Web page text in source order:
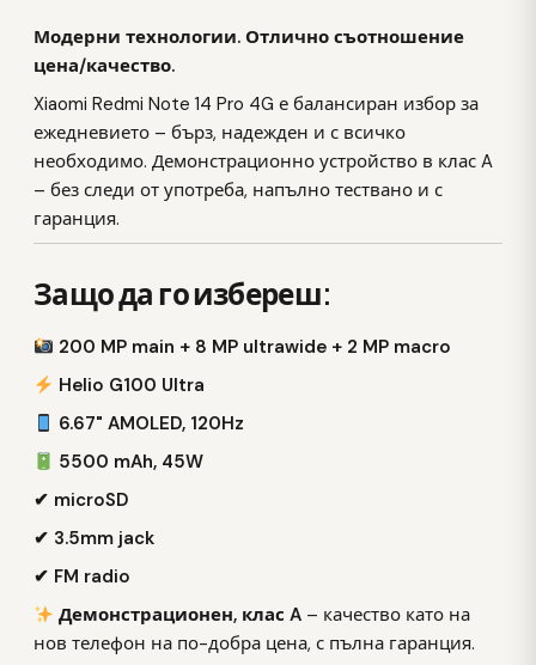
Модерни технологии. Отлично съотношение
цена/качество.
Xiaomi Redmi Note 14 Pro 4G е балансиран избор за
ежедневието – бърз, надежден и с всичко
необходимо. Демонстрационно устройство в клас A
– без следи от употреба, напълно тествано и с
гаранция.
Защо да го избереш:
200 MP main + 8 MP ultrawide + 2 MP macro
Helio G100 Ultra
6.67" AMOLED, 120Hz
5500 mAh, 45W
✔ microSD
✔ 3.5mm jack
✔ FM radio
Демонстрационен, клас A – качество като на
нов телефон на по-добра цена, с пълна гаранция.